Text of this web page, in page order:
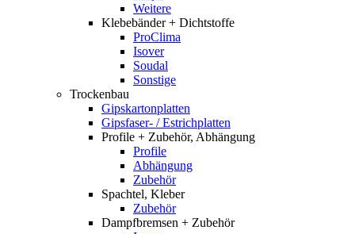
Weitere
Klebebänder + Dichtstoffe
ProClima
Isover
Soudal
Sonstige
Trockenbau
Gipskartonplatten
Gipsfaser- / Estrichplatten
Profile + Zubehör, Abhängung
Profile
Abhängung
Zubehör
Spachtel, Kleber
Zubehör
Dampfbremsen + Zubehör